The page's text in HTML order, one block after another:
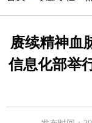
赓续精神血
信息化部举